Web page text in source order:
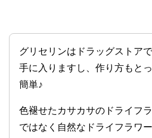
グリセリンはドラッグストアで
手に入りますし、作り方もと
簡単♪
色褪せたカサカサのドライフ
ではなく自然なドライフラワ